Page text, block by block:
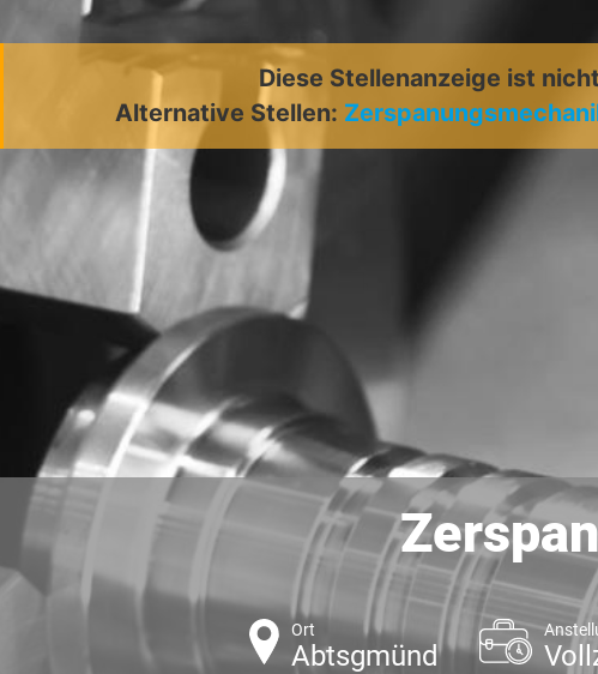
Diese Stellenanzeige ist
Alternative Stellen:
Ort
Abtsgmünd